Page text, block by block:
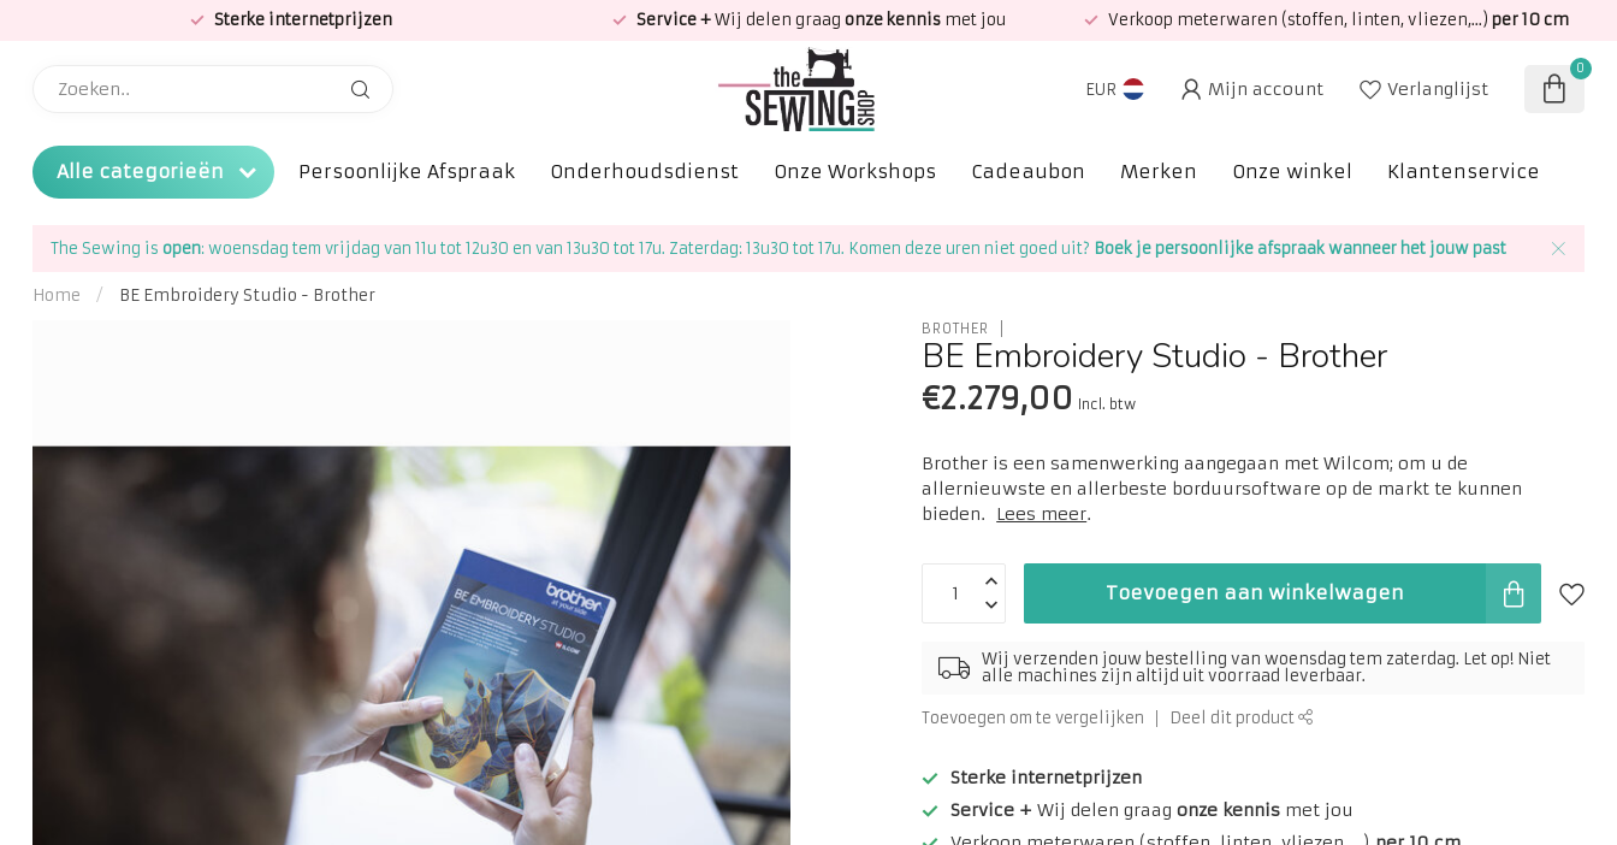
Sterke internetprijzen Service +Wij delen graag onze kennis met jou Verkoop meterwaren (stoffen, linten, vliezen,...) per 10 cm
EUR Mijn account Verlanglijst
0
Alle categorieën Persoonlijke Afspraak Onderhoudsdienst Onze Workshops Cadeaubon Merken Onze winkel Klantenservice
The Sewing is open: woensdag tem vrijdag van 11u tot 12u30 en van 13u30 tot 17u. Zaterdag: 13u30 tot 17u. Komen deze uren niet goed uit? Boek je persoonlijke afspraak wanneer het jouw past
Home / BE Embroidery Studio - Brother
BROTHER
BE Embroidery Studio - Brother
€2.279,00 Incl. btw
Brother is een samenwerking aangegaan met Wilcom; om u de
allernieuwste en allerbeste borduursoftware op de markt te kunnen
bieden. Lees meer.
Toevoegen aan winkelwagen
Wij verzenden jouw bestelling van woensdag tem zaterdag. Let op! Niet
alle machines zijn altijd uit voorraad leverbaar.
Toevoegen om te vergelijken Deel dit product
Sterke internetprijzen
Service + Wij delen graagonze kennis met jou